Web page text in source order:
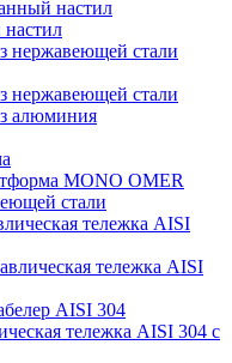
настил
нержавеющей стали
нержавеющей стали
алюминия
MONO OMER
стали
тележка AISI
тележка AISI
AISI 304
тележка AISI 304 с